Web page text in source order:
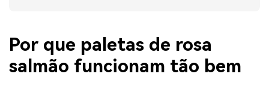
Por que paletas de rosa
salmão funcionam tão bem